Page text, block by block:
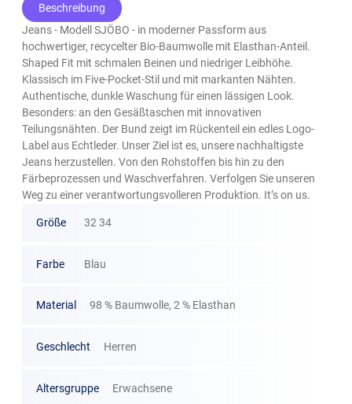
Beschreibung
Jeans - Modell SJÖBO - in moderner Passform aus
hochwertiger, recycelter Bio-Baumwolle mit Elasthan-Anteil.
Shaped Fit mit schmalen Beinen und niedriger Leibhöhe.
Klassisch im Five-Pocket-Stil und mit markanten Nähten.
Authentische, dunkle Waschung für einen lässigen Look.
Besonders: an den Gesäßtaschen mit innovativen
Teilungsnähten. Der Bund zeigt im Rückenteil ein edles Logo-
Label aus Echtleder. Unser Ziel ist es, unsere nachhaltigste
Jeans herzustellen. Von den Rohstoffen bis hin zu den
Färbeprozessen und Waschverfahren. Verfolgen Sie unseren
Weg zu einer verantwortungsvolleren Produktion. It’s on us.
Größe 32 34
Farbe Blau
Material 98 % Baumwolle, 2 % Elasthan
Geschlecht Herren
Altersgruppe Erwachsene